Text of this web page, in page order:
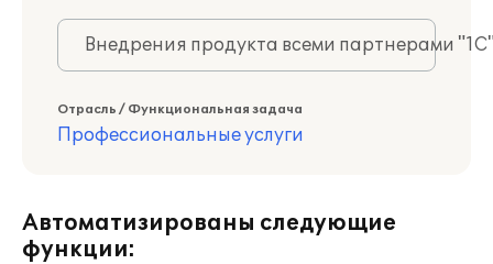
Внедрения продукта всеми партнерами
Отрасль / Функциональная задача
Профессиональные услуги
Автоматизированы следующие
функции: